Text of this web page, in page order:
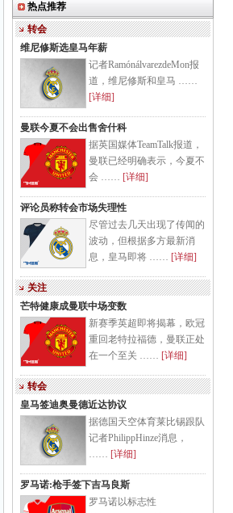
热点推荐
转会
维尼修斯选皇马年薪
记者RamónálvarezdeMon报
道，维尼修斯和皇马 ……
[详细]
曼联今夏不会出售舍什科
据英国媒体TeamTalk报道，
曼联已经明确表示，今夏不
会 …… [详细]
评论员称转会市场失理性
尽管过去几天出现了传闻的
波动，但根据多方最新消
息，皇马即将 …… [详细]
关注
芒特健康成曼联中场变数
新赛季英超即将揭幕，欧冠
重回老特拉福德，曼联正处
在一个至关 …… [详细]
转会
皇马签迪奥曼德近达协议
据德国天空体育莱比锡跟队
记者PhilippHinze消息，
…… [详细]
罗马诺:枪手签下吉马良斯
罗马诺以标志性